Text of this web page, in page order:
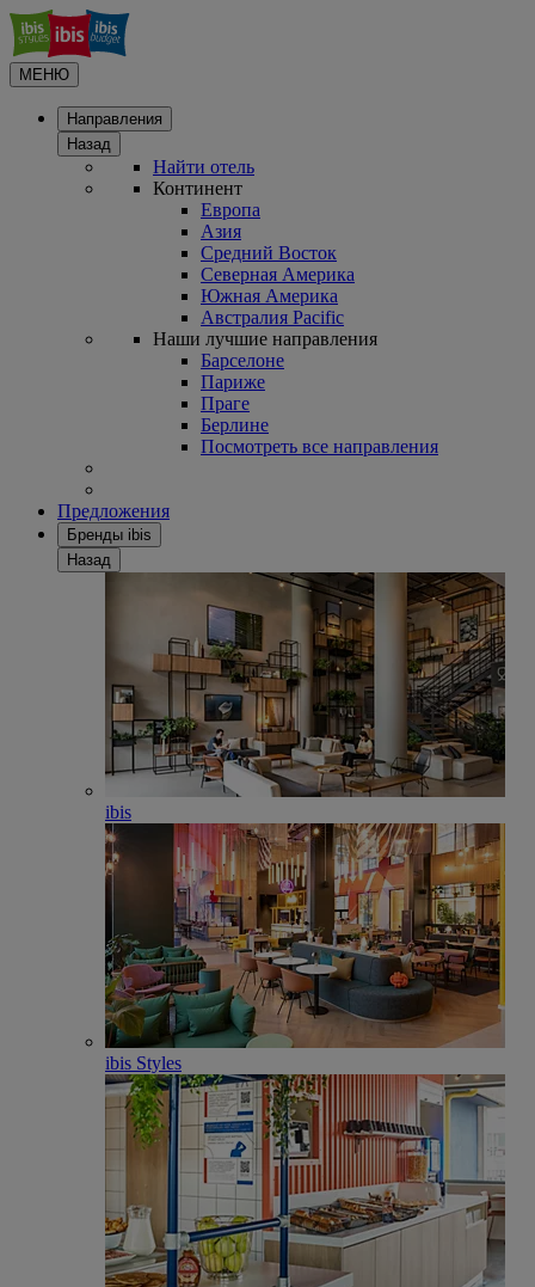
МЕНЮ
Направления
Назад
Найти отель
Континент
Европа
Азия
Средний Восток
Северная Америка
Южная Америка
Австралия Pacific
Наши лучшие направления
Барселоне
Париже
Праге
Берлине
Посмотреть все направления
Предложения
Бренды ibis
Назад
ibis
ibis Styles